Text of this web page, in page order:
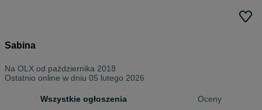
Sabina
Na OLX od października 2018
Ostatnio online w dniu 05 lutego 2026
Wszystkie ogłoszenia Oceny